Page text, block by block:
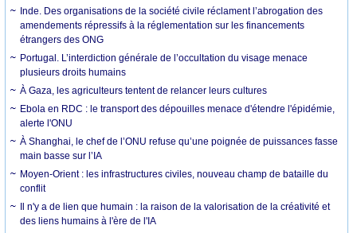
Inde. Des organisations de la société civile réclament l’abrogation des
amendements répressifs à la réglementation sur les financements
étrangers des ONG
Portugal. L’interdiction générale de l’occultation du visage menace
plusieurs droits humains
À Gaza, les agriculteurs tentent de relancer leurs cultures
Ebola en RDC : le transport des dépouilles menace d'étendre l'épidémie,
alerte l'ONU
À Shanghai, le chef de l’ONU refuse qu’une poignée de puissances fasse
main basse sur l’IA
Moyen-Orient : les infrastructures civiles, nouveau champ de bataille du
conflit
Il n'y a de lien que humain : la raison de la valorisation de la créativité et
des liens humains à l'ère de l'IA